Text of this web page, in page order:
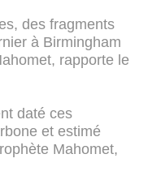
des fragments
à Birmingham
rapporte le
daté ces
et estimé
Mahomet,